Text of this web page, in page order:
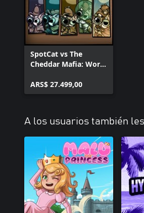
SpotCat vs The
Cheddar Mafia: World
ARS$ 27.499,00
A los usuarios también